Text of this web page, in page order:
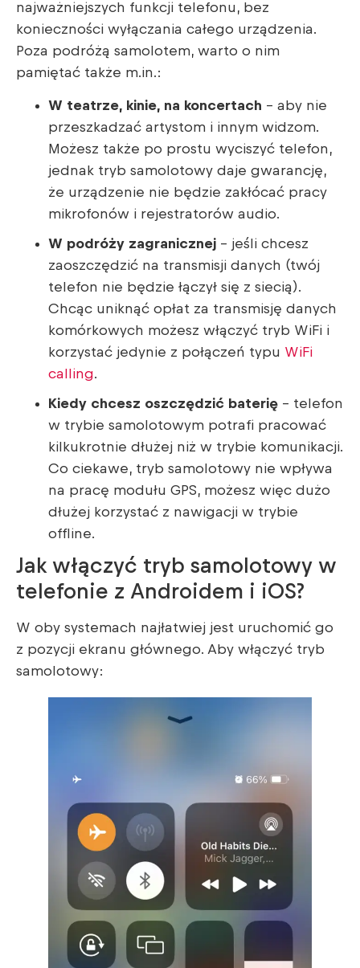
najważniejszych funkcji telefonu, bez
konieczności wyłączania całego urządzenia.
Poza podróżą samolotem, warto o nim
pamiętać także m.in.:
W teatrze, kinie, na koncertach – aby nie
przeszkadzać artystom i innym widzom.
Możesz także po prostu wyciszyć telefon,
jednak tryb samolotowy daje gwarancję,
że urządzenie nie będzie zakłócać pracy
mikrofonów i rejestratorów audio.
W podróży zagranicznej – jeśli chcesz
zaoszczędzić na transmisji danych (twój
telefon nie będzie łączył się z siecią).
Chcąc uniknąć opłat za transmisję danych
komórkowych możesz włączyć tryb WiFi i
korzystać jedynie z połączeń typu WiFi
calling.
Kiedy chcesz oszczędzić baterię – telefon
w trybie samolotowym potrafi pracować
kilkukrotnie dłużej niż w trybie komunikacji.
Co ciekawe, tryb samolotowy nie wpływa
na pracę modułu GPS, możesz więc dużo
dłużej korzystać z nawigacji w trybie
offline.
Jak włączyć tryb samolotowy w
telefonie z Androidem i iOS?
W oby systemach najłatwiej jest uruchomić go
z pozycji ekranu głównego. Aby włączyć tryb
samolotowy: